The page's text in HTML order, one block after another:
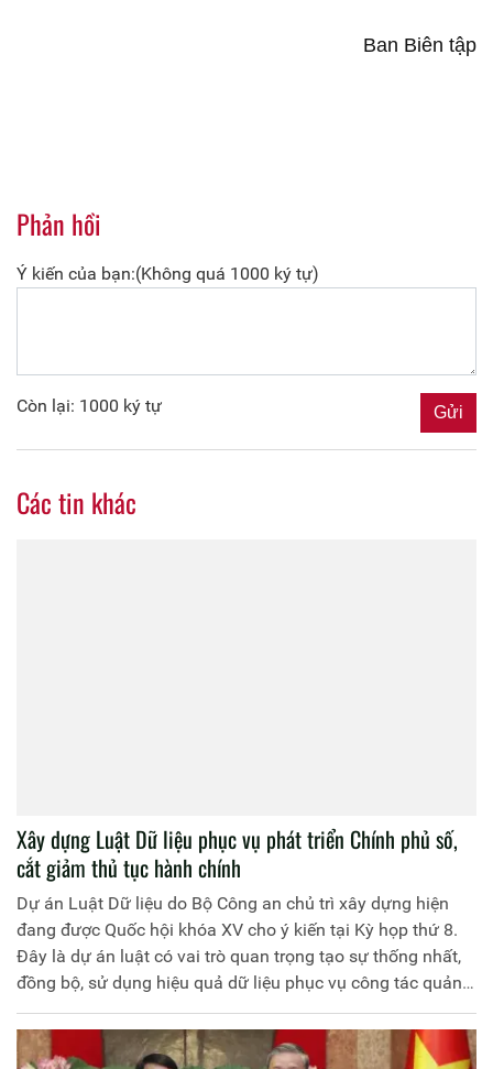
Ban Biên tập
Phản hồi
Ý kiến của bạn:(Không quá 1000 ký tự)
Còn lại: 1000 ký tự
Các tin khác
Xây dựng Luật Dữ liệu phục vụ phát triển Chính phủ số,
cắt giảm thủ tục hành chính
Dự án Luật Dữ liệu do Bộ Công an chủ trì xây dựng hiện
đang được Quốc hội khóa XV cho ý kiến tại Kỳ họp thứ 8.
Đây là dự án luật có vai trò quan trọng tạo sự thống nhất,
đồng bộ, sử dụng hiệu quả dữ liệu phục vụ công tác quản
lý nhà nước và phát triển kinh tế - xã hội, phục vụ phát triển
Chính phủ số và cải cách, cắt giảm thủ tục hành chính.